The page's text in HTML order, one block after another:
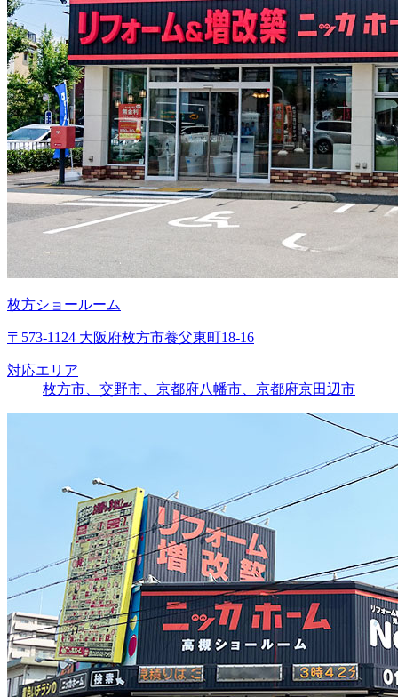
枚方ショールーム
〒573-1124 大阪府枚方市養父東町18-16
対応エリア
枚方市、交野市、京都府八幡市、京都府京田辺市